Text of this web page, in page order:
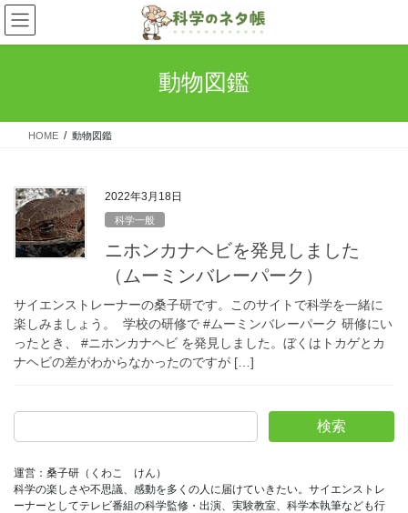
コ
ン
テ
ス
ナ
ビ
ゲ
ン
動物図鑑
HOME 動物図鑑
2022年3月18日
科学一般
ニホンカナヘビを発見しました
（ムーミンバレーパーク）
サイエンストレーナーの桑子研です。このサイトで科学を一緒に
楽しみましょう。 学校の研修で #ムーミンバレーパーク 研修にい
ったとき、 #ニホンカナヘビ を発見しました。ぼくはトカゲとカ
ナヘビの差がわからなかったのですが […]
検索
運営：桑子研（くわこ　けん）
科学の楽しさや不思議、感動を多くの人に届けていきたい。サイエンストレ
ーナーとしてテレビ番組の科学監修・出演、実験教室、科学本執筆なども行